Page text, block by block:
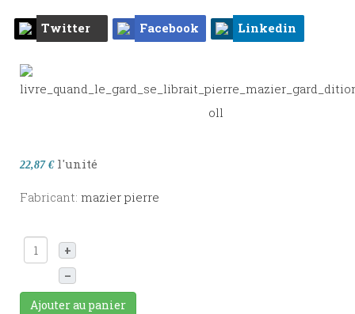
Twitter Facebook Linkedin
22,87 € l'unité
Fabricant: mazier pierre
+
–
Ajouter au panier